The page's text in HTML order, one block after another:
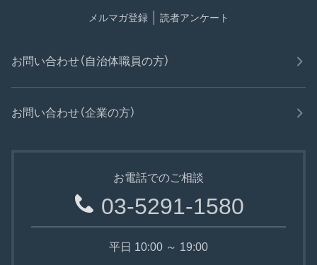
メルマガ登録 読者アンケート
お問い合わせ（自治体職員の方）
お問い合わせ（企業の方）
お電話でのご相談
03-5291-1580
平日 10:00 ～ 19:00